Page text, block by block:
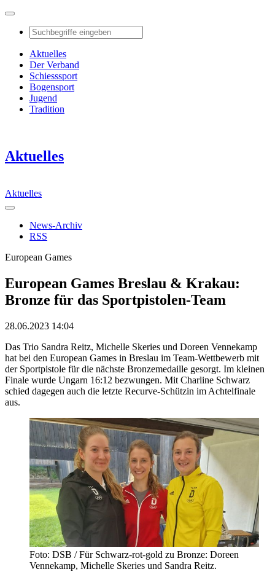
Aktuelles
Der Verband
Schiesssport
Bogensport
Jugend
Tradition
Aktuelles
Aktuelles
News-Archiv
RSS
European Games
European Games Breslau & Krakau:
Bronze für das Sportpistolen-Team
28.06.2023 14:04
Das Trio Sandra Reitz, Michelle Skeries und Doreen Vennekamp
hat bei den European Games in Breslau im Team-Wettbewerb mit
der Sportpistole für die nächste Bronzemedaille gesorgt. Im kleinen
Finale wurde Ungarn 16:12 bezwungen. Mit Charline Schwarz
schied dagegen auch die letzte Recurve-Schützin im Achtelfinale
aus.
Foto: DSB / Für Schwarz-rot-gold zu Bronze: Doreen
Vennekamp, Michelle Skeries und Sandra Reitz.